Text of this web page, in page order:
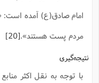
امام صادق(ع) آمده است:
مردم پست هستند».[20]
نتیجه‌گیری
با توجه به نقل اکثر